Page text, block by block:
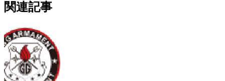
関連記事